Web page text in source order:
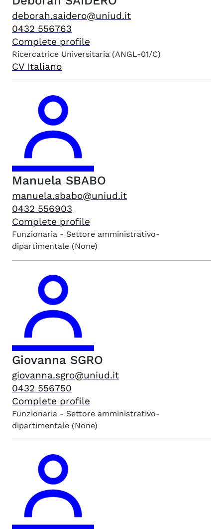
deborah.saidero@uniud.it
0432 556763
Complete profile
Ricercatrice Universitaria (ANGL-01/C)
CV Italiano
Manuela SBABO
manuela.sbabo@uniud.it
0432 556903
Complete profile
Funzionaria - Settore amministrativo-
dipartimentale (None)
Giovanna SGRO
giovanna.sgro@uniud.it
0432 556750
Complete profile
Funzionaria - Settore amministrativo-
dipartimentale (None)